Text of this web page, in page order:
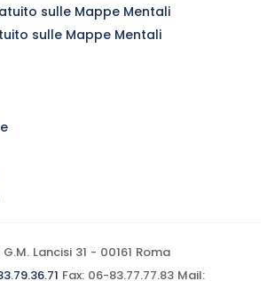
sulle Mappe Mentali
sulle Mappe Mentali
Lancisi 31 - 00161 Roma
Fax: 06-83.77.77.83 Mail: